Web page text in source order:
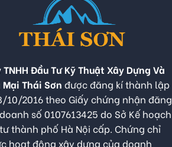
Đầu Tư Kỹ Thuật Xây Dựng Và
Thái Sơn được đăng kí thành lập
10/2016 theo Giấy chứng nhận đăng
số 0107613425 do Sở Kế hoạch
thành phố Hà Nội cấp. Chứng chỉ
hoạt động xây dựng của doanh